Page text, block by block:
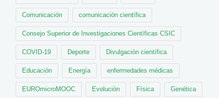
Comunicación comunicación científica
Consejo Superior de Investigaciones Científicas CSIC
COVID-19 Deporte Divulgación científica
Educación Energía enfermedades médicas
EUROmicroMOOC Evolución Física Genética